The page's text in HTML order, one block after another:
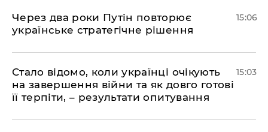
Через два роки Путін повторює
українське стратегічне рішення
15:06
Стало відомо, коли українці очікують
на завершення війни та як довго готові
її терпіти, – результати опитування
15:03